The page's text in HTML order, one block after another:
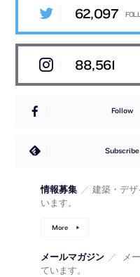
62,097
88,561
Follow
Subscribe
情報募集 ／ 建築・デ
います。
More
メールマガジン ／
メ
ています。